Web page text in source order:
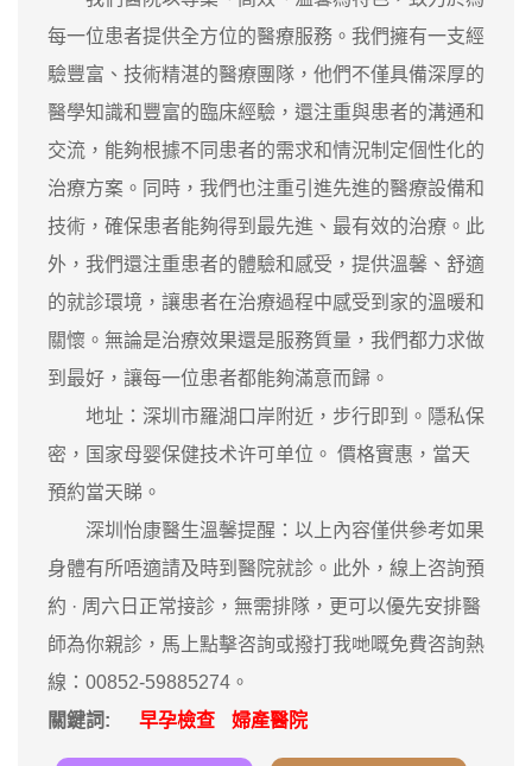
每一位患者提供全方位的醫療服務。我們擁有一支經
驗豐富、技術精湛的醫療團隊，他們不僅具備深厚的
醫學知識和豐富的臨床經驗，還注重與患者的溝通和
交流，能夠根據不同患者的需求和情況制定個性化的
治療方案。同時，我們也注重引進先進的醫療設備和
技術，確保患者能夠得到最先進、最有效的治療。此
外，我們還注重患者的體驗和感受，提供溫馨、舒適
的就診環境，讓患者在治療過程中感受到家的溫暖和
關懷。無論是治療效果還是服務質量，我們都力求做
到最好，讓每一位患者都能夠滿意而歸。
地址：深圳市羅湖口岸附近，步行即到。隱私保
密，国家母婴保健技术许可单位。 價格實惠，當天
預約當天睇。
深圳怡康醫生溫馨提醒：以上內容僅供參考如果
身體有所唔適請及時到醫院就診。此外，線上咨詢預
約 · ‎周六日正常接診，無需排隊，更可以優先安排醫
師為你親診，馬上點擊咨詢或撥打我哋嘅免費咨詢熱
線：00852-59885274。
關鍵詞:
早孕檢查 婦產醫院